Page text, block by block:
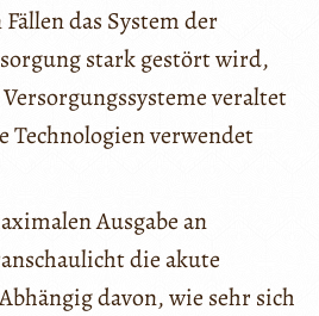
das System der
stark gestört wird,
veraltet
verwendet
Ausgabe an
die akute
davon, wie sehr sich